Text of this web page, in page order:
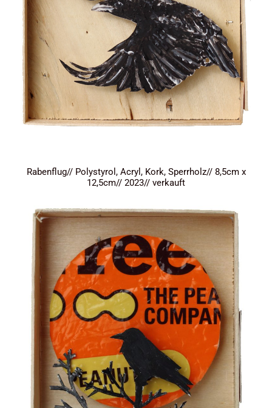
Rabenflug// Polystyrol, Acryl, Kork, Sperrholz// 8,5cm x
12,5cm// 2023// verkauft